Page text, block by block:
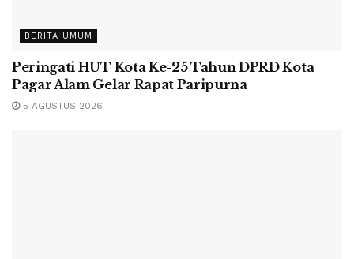
BERITA UMUM
Peringati HUT Kota Ke-25 Tahun DPRD Kota
Pagar Alam Gelar Rapat Paripurna
5 AGUSTUS 2026